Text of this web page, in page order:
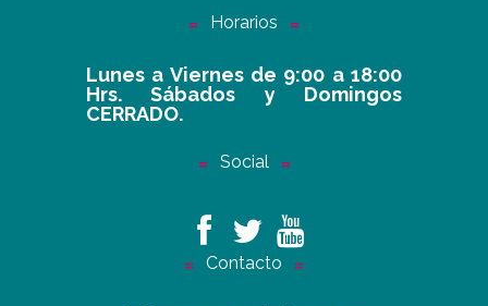
Horarios
Lunes a Viernes de 9:00 a 18:00
Hrs. Sábados y Domingos
CERRADO.
Social
Contacto